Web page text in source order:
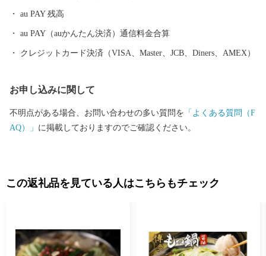
えしたく、お礼の品をご準備しました。 皆様からいただいた寄附
金は、市に対する思い、寄附金に込めた願いを大切に、これから
の魅力あるまちづくりに大切に活用させていただきます。
au PAY 残高
au PAY（auかんたん決済）通信料金合算
クレジットカード決済（VISA、Master、JCB、Diners、AMEX）
お申し込みに関して
不明点がある場合、お問い合わせの多い質問を 「よくある質問（F
AQ）」 に掲載しておりますのでご確認ください。
この返礼品を見ている人はこちらもチェック